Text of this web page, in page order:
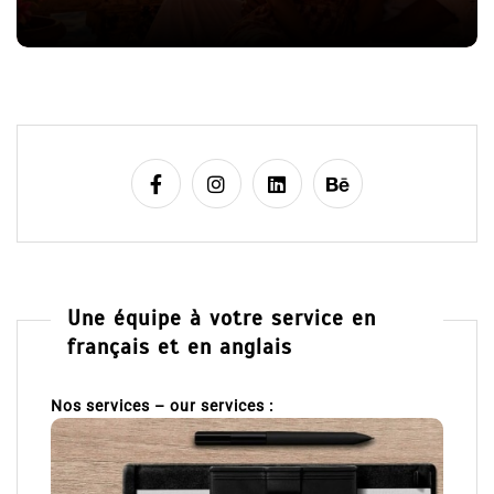
e
Une équipe à votre service en
français et en anglais